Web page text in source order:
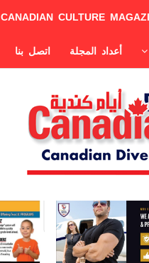
CANADIAN CULTURE
أعداد المجلة اتصل بنا